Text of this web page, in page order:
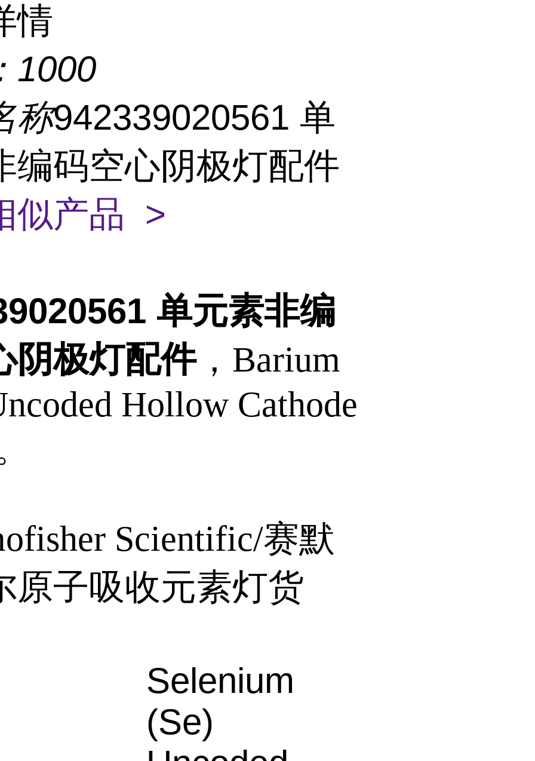
情
1000
称942339020561 单
编码空心阴极灯配件
似产品 >
单元素非编
阴极灯配件，Barium
Hollow Cathode
Scientific/赛默
原子吸收元素灯货
Selenium
(Se)